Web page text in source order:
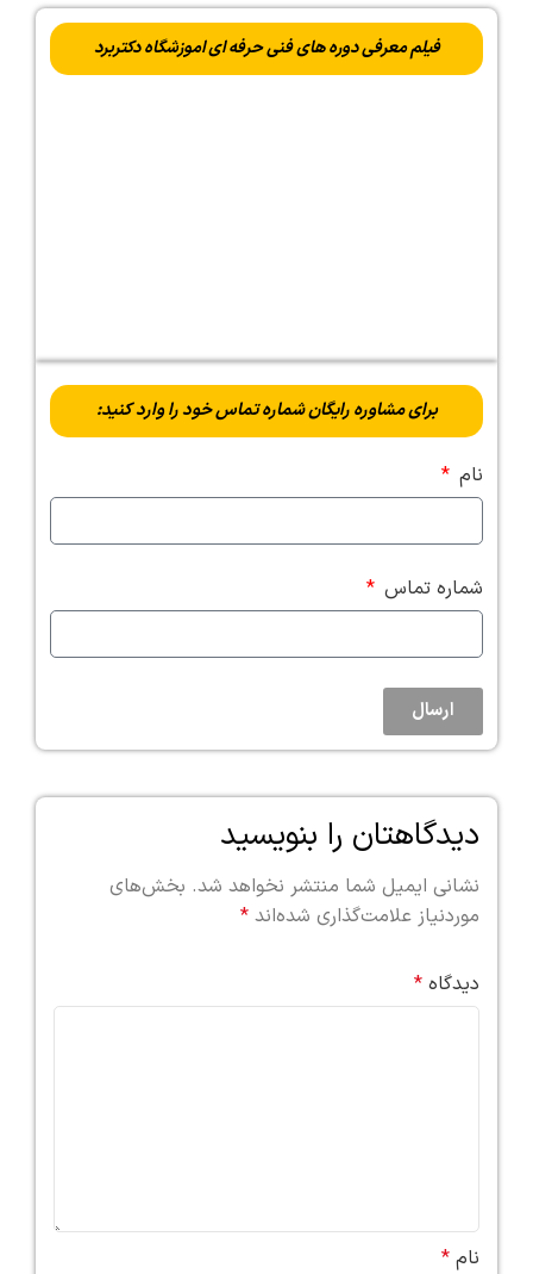
فیلم معرفی دوره های فنی حرفه ای اموزشگاه دکتربرد
برای مشاوره رایگان شماره تماس خود را وارد کنید:
نام
شماره تماس
ارسال
دیدگاهتان را بنویسید
نشانی ایمیل شما منتشر نخواهد شد. بخش‌های
موردنیاز علامت‌گذاری شده‌اند *
دیدگاه *
نام *